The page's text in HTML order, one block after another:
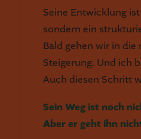
Seine Entwicklung
sondern ein
Bald gehen wir in die
Steigerung. Und ich
Auch diesen Schritt
Sein Weg ist noch
Aber er geht ihn